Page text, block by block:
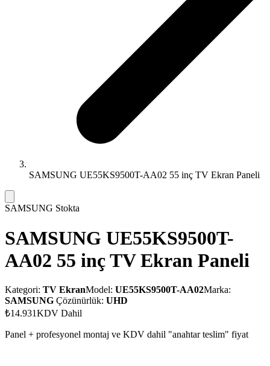
SAMSUNG UE55KS9500T-AA02 55 inç TV Ekran Paneli
SAMSUNG Stokta
SAMSUNG UE55KS9500T-
AA02 55 inç TV Ekran Paneli
Kategori: TV EkranModel: UE55KS9500T-AA02Marka:
SAMSUNG Çözünürlük: UHD
₺14.931KDV Dahil
Panel + profesyonel montaj ve KDV dahil "anahtar teslim" fiyat